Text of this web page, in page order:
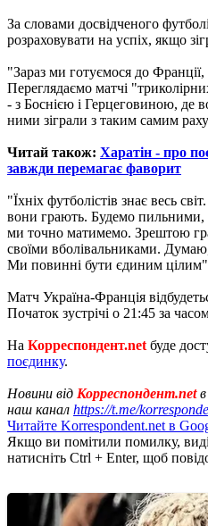
За словами досвідченого
розраховувати на успіх, якщо
"Зараз ми готуємося до Франції,
Переглядаємо матчі
- з Боснією і Герцеговиною, де
ними зіграли з таким самим
Читай також: Харатін - про
завжди перемагає фаворит
"Їхніх футболістів знає весь
вони грають. Будемо пильними,
ми точно матимемо. Зрештою
своїми вболівальниками.
Ми повинні бути єдиним
Матч Україна-Франція
Початок зустрічі о 21:45 за
На Корреспондент.net буде
поєдинку.
Новини від Корреспондент.netв
наш канал https://t.me/
Читайте Korrespondent.net в
Якщо ви помітили помилку,
натисніть Ctrl + Enter, щоб